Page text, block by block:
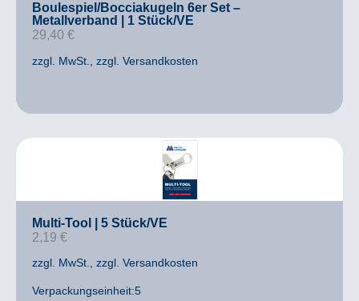
Boulespiel/Bocciakugeln 6er Set –
Metallverband | 1 Stück/VE
29,40 €
zzgl. MwSt. , zzgl. Versandkosten
Multi-Tool | 5 Stück/VE
2,19 €
Verpackungseinheit:5
zzgl. MwSt. , zzgl. Versandkosten